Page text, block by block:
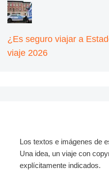
¿Es seguro viajar a
viaje 2026
Los textos e imágenes de
Una idea, un viaje con
explícitamente indicados.